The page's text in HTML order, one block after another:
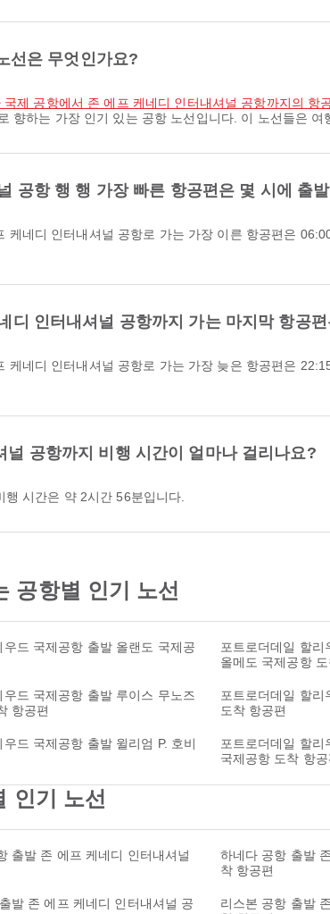
선은 무엇인가요?
국제 공항에서 존 에프 케네디 인터내셔널 공항까지의 항
향하는 가장 인기 있는 공항 노선입니다. 이 노선들은 여
공항 행 행 가장 빠른 항공편은 몇 시에 출
인터내셔널 공항까지 가는 마지막 항공
공항까지 비행 시간이 얼마나 걸리나요?
행 시간은 약 2시간 56분입니다.
공항별 인기 노선
우드 국제공항 출발 올랜도 국제공
포트로더데일 할리
올메도 국제공항
우드 국제공항 출발 루이스 무노즈
항공편
포트로더데일 할
도착 항공편
드 국제공항 출발 윌리엄 P. 호비
포트로더데일 할
국제공항 도착 항공
인기 노선
출발 존 에프 케네디 인터내셔널
하네다 공항 출발
착 항공편
발 존 에프 케네디 인터내셔널 공
리스본 공항 출발